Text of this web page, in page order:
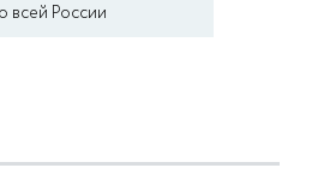
всей России